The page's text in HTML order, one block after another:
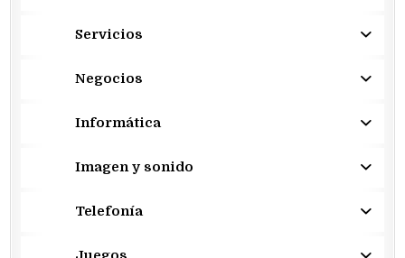
Servicios
Negocios
Informática
Imagen y sonido
Telefonía